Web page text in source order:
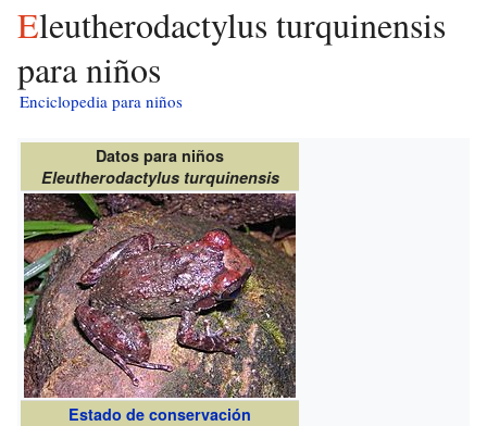
Eleutherodactylus turquinensis
para niños
Enciclopedia para niños
Datos para niños
Eleutherodactylus turquinensis
Estado de conservación